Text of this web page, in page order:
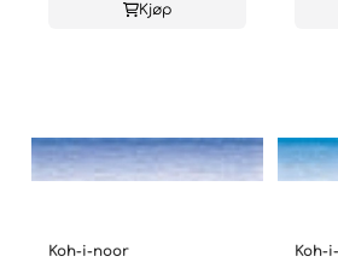
Kjøp
Koh-i-noor Koh-